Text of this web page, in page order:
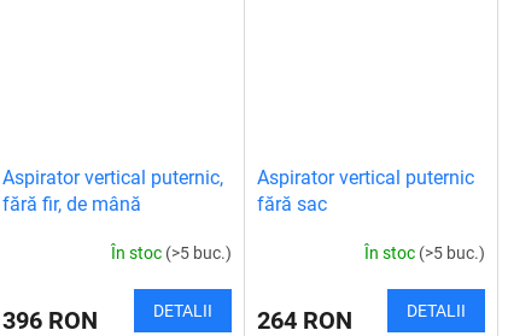
Aspirator vertical puternic,
fără fir, de mână
În stoc (>5 buc.)
396 RON DETALII
Aspirator vertical puternic
fără sac
În stoc (>5 buc.)
264 RON DETALII